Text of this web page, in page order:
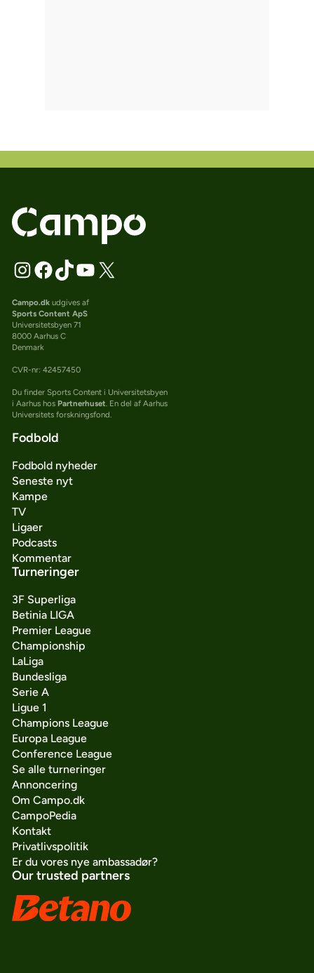
Campo.dkudgives af
Sports Content ApS
Universitetsbyen 71
8000 Aarhus C
Denmark
CVR-nr: 42457450
Du finder Sports Content i Universitetsbyen
i Aarhus hos Partnerhuset. En del af Aarhus
Universitets forskningsfond.
Fodbold
Fodbold nyheder
Seneste nyt
Kampe
TV
Ligaer
Podcasts
Kommentar
Turneringer
3F Superliga
Betinia LIGA
Premier League
Championship
LaLiga
Bundesliga
Serie A
Ligue 1
Champions League
Europa League
Conference League
Se alle turneringer
Annoncering
Om Campo.dk
CampoPedia
Kontakt
Privatlivspolitik
Er du vores nye ambassadør?
Our trusted partners